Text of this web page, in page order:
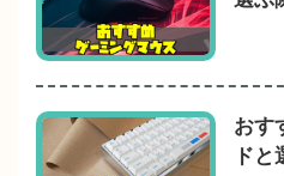
おす
ド